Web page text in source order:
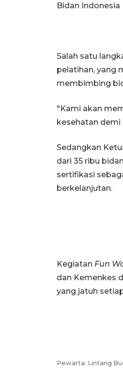
Bidan Indonesia
Salah satu
pelatihan, yang
membimbing
"Kami akan
kesehatan demi
Sedangkan
dari 35 ribu
sertifikasi
berkelanjutan.
Kegiatan Fun
dan Kemenkes
yang jatuh
Pewarta: Lintang